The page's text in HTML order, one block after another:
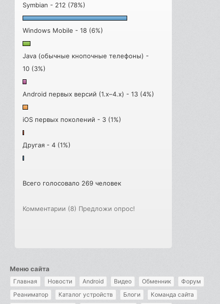
Symbian - 212 (78%)
Windows Mobile - 18 (6%)
Java (обычные кнопочные телефоны) -
10 (3%)
Android первых версий (1.x–4.x) - 13 (4%)
iOS первых поколений - 3 (1%)
Другая - 4 (1%)
Всего голосовало 269 человек
Комментарии (8) Предложи опрос!
Меню сайта
Главная Новости Android Видео Обменник
Форум
Реаниматор
Каталог устройств Блоги
Команда сайта